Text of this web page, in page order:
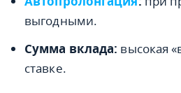
выгодными.
Сумма вклада: высокая
ставке.